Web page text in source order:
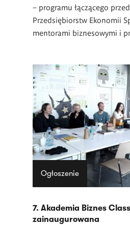
– programu łączącego
Przedsiębiorstw Ekonomii
mentorami biznesowymi i
Ogłoszenie
7. Akademia Biznes Class
zainaugurowana